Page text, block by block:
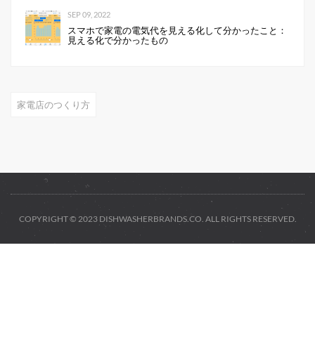
SEP 09, 2022
スマホで家電の電気代を見える化して分かったこと：
見える化で分かったもの
家電店のつくり方
COPYRIGHT © 2023 DISHWASHERBRANDS.CO. ALL RIGHTS RESERVED.